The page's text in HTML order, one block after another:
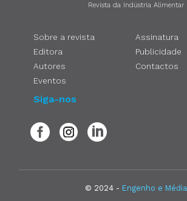
Revista da Indústria Alimentar
Sobre a revista
Editora
Autores
Eventos
Assinatura
Publicidade
Contactos
Siga-nos
© 2024 - Engenho e Média